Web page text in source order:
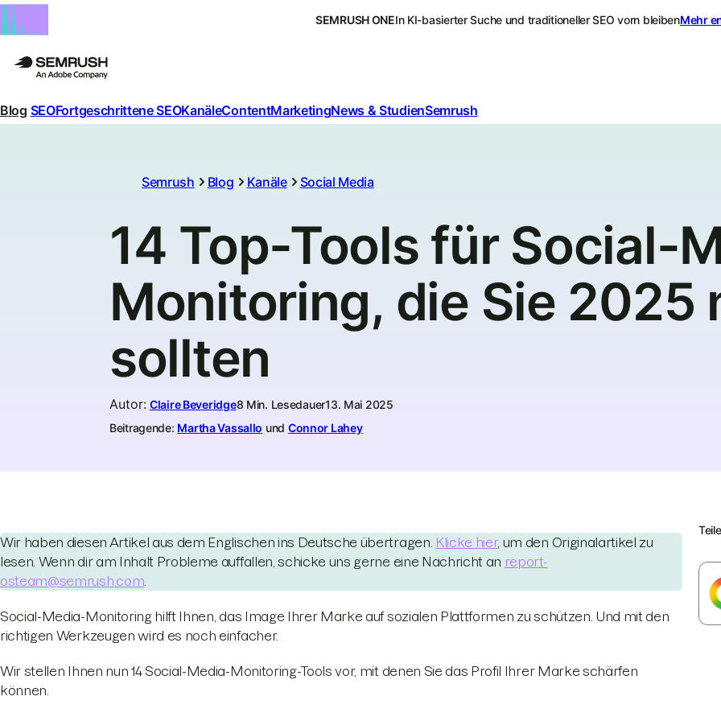
SEMRUSH ONEIn KI-basierter Suche und traditioneller SEO vorn bleibenMehr
Blog SEOFortgeschrittene SEOKanäleContentMarketingNews & StudienSemrush
Semrush Blog Kanäle Social Media
14 Top-Tools für Social-
Monitoring, die Sie 2025
sollten
Autor: Claire Beveridge8 Min. Lesedauer13. Mai 2025
Beitragende: Martha Vassallo und Connor Lahey
Wir haben diesen Artikel aus dem Englischen ins Deutsche übertragen. Klicke hier, um den Originalartikel zu
lesen. Wenn dir am Inhalt Probleme auffallen, schicke uns gerne eine Nachricht an report-
osteam@semrush.com
Social-Media-Monitoring hilft Ihnen, das Image Ihrer Marke auf sozialen Plattformen zu schützen. Und mit den
richtigen Werkzeugen wird es noch einfacher.
Wir stellen Ihnen nun 14 Social-Media-Monitoring-Tools vor, mit denen Sie das Profil Ihrer Marke schärfen
können.